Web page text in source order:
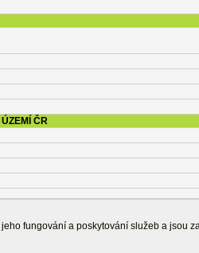
ČR
fungování a poskytování služeb a jsou